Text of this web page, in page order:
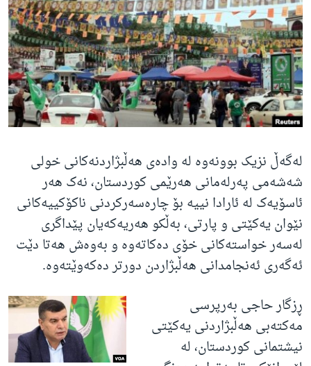
ژیان لە فەرهەنگدا
Learning English
FOLLOW US
زمانه‌کان
لەگەڵ نزیک بوونەوە لە وادەی هەڵبژاردنەکانی خولی
شەشەمی پەرلەمانی هەرێمی کوردستان، نەک هەر
ئاسۆیەک لە ئارادا نییە بۆ چارەسەرکردنی ناکۆکییەکانی
نێوان یەکێتی و پارتی، بەڵکو هەریەکەیان پێداگری
لەسەر خواستەکانی خۆی دەکاتەوە و بەوەش هەتا دێت
ئەگەری ئەنجامدانی هەڵبژاردن دورتر دەکەوێتەوە.
ڕزگار حاجی بەرپرسی
مەکتەبی هەڵبژاردنی یەکێتی
نیشتمانی کوردستان، لە